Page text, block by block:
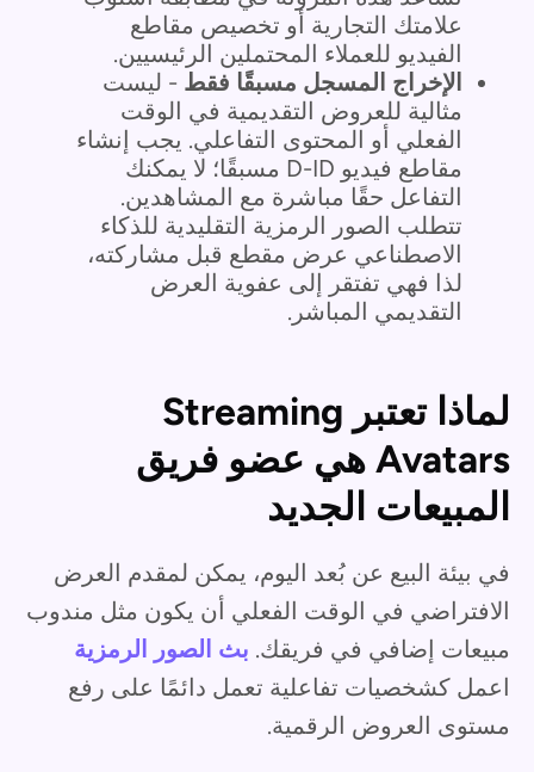
علامتك التجارية أو تخصيص مقاطع
الفيديو للعملاء المحتملين الرئيسيين.
الإخراج المسجل مسبقًا فقط - ليست
مثالية للعروض التقديمية في الوقت
الفعلي أو المحتوى التفاعلي. يجب إنشاء
مقاطع فيديو D-ID مسبقًا؛ لا يمكنك
التفاعل حقًا مباشرة مع المشاهدين.
تتطلب الصور الرمزية التقليدية للذكاء
الاصطناعي عرض مقطع قبل مشاركته،
لذا فهي تفتقر إلى عفوية العرض
التقديمي المباشر.
لماذا تعتبر Streaming
Avatars هي عضو فريق
المبيعات الجديد
في بيئة البيع عن بُعد اليوم، يمكن لمقدم العرض
الافتراضي في الوقت الفعلي أن يكون مثل مندوب
مبيعات إضافي في فريقك. بث الصور الرمزية
اعمل كشخصيات تفاعلية تعمل دائمًا على رفع
مستوى العروض الرقمية.